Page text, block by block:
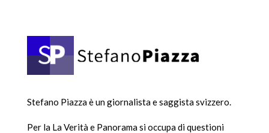
Stefano Piazza è un giornalista e saggista svizzero.
Per la La Verità e Panorama si occupa di questioni